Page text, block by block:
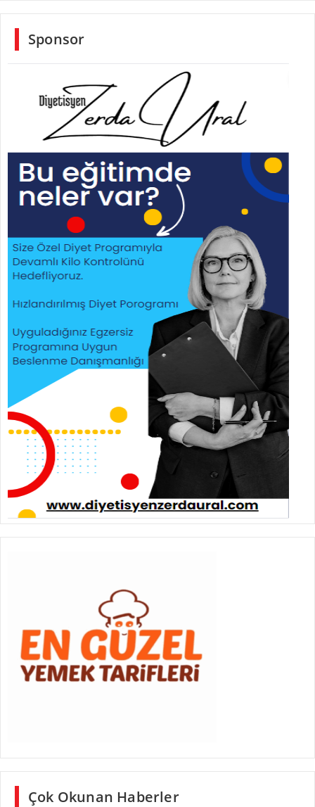
Sponsor
Çok Okunan Haberler